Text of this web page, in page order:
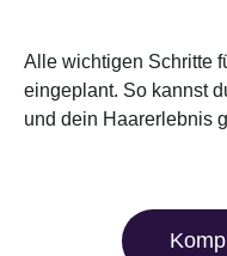
Alle wichtigen Schritte
eingeplant. So kannst
und dein Haarerlebnis